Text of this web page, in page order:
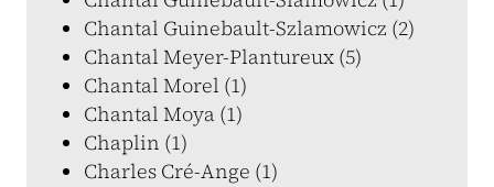
Chantal Guinebault-Szlamowicz (2)
Chantal Meyer-Plantureux (5)
Chantal Morel (1)
Chantal Moya (1)
Chaplin (1)
Charles Cré-Ange (1)